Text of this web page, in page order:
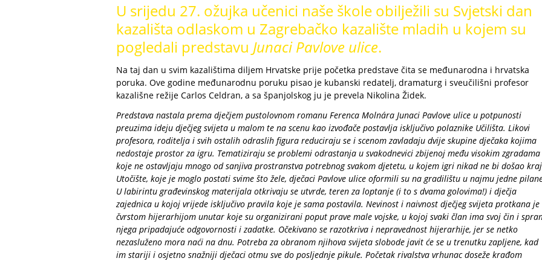
U srijedu 27. ožujka učenici naše škole obilježili su Svjetski dan
kazališta odlaskom u Zagrebačko kazalište mladih u kojem su
pogledali predstavu Junaci Pavlove ulice.
Na taj dan u svim kazalištima diljem Hrvatske prije početka predstave čita se međunarodna i hrvatska
poruka. Ove godine međunarodnu poruku pisao je kubanski redatelj, dramaturg i sveučilišni profesor
kazališne režije Carlos Celdran, a sa španjolskog ju je prevela Nikolina Židek.
Predstava nastala prema dječjem pustolovnom romanu Ferenca Molnára Junaci Pavlove ulice u potpunosti
preuzima ideju dječjeg svijeta u malom te na scenu kao izvođače postavlja isključivo polaznike Učilišta. Likovi
profesora, roditelja i svih ostalih odraslih figura reduciraju se i scenom zavladaju dvije skupine dječaka kojima
nedostaje prostor za igru. Tematiziraju se problemi odrastanja u svakodnevici zbijenoj među visokim zgradama
koje ne ostavljaju mnogo od sanjiva prostranstva potrebnog svakom djetetu, u kojem igri nikad ne bi došao
Utočište, koje je moglo postati svime što žele, dječaci Pavlove ulice oformili su na gradilištu u najmu jedne
U labirintu građevinskog materijala otkrivaju se utvrde, teren za loptanje (i to s dvama golovima!) i dječja
zajednica u kojoj vrijede isključivo pravila koje je sama postavila. Nevinost i naivnost dječjeg svijeta protkana je
čvrstom hijerarhijom unutar koje su organizirani poput prave male vojske, u kojoj svaki član ima svoj čin i
njega pripadajuće odgovornosti i zadatke. Očekivano se razotkriva i nepravednost hijerarhije, jer se netko
nezasluženo mora naći na dnu. Potreba za obranom njihova svijeta slobode javit će se u trenutku zapljene, kad
im stariji i osjetno snažniji dječaci otmu sve do posljednje pikule. Početak rivalstva vrhunac doseže krađom